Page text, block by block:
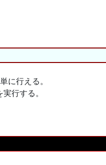
に行える。
行する。